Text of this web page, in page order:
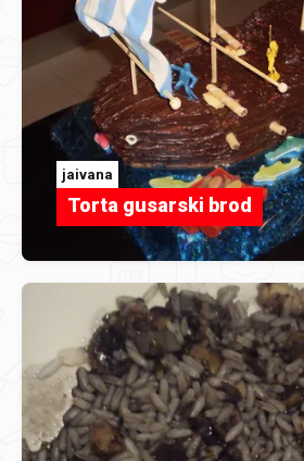
jaivana
Torta gusarski brod